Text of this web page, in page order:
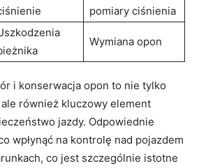
pomiary ciśnienia
Wymiana⁢ opon
i konserwacja opon to nie tylko
‌również kluczowy element
jazdy. Odpowiednie
wpłynąć⁤ na ​kontrolę nad ⁢pojazdem
co jest⁤ szczególnie ⁤istotne